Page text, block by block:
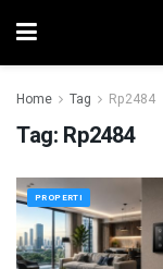
Home Tag Rp2484
Tag: Rp2484
PROPERTI